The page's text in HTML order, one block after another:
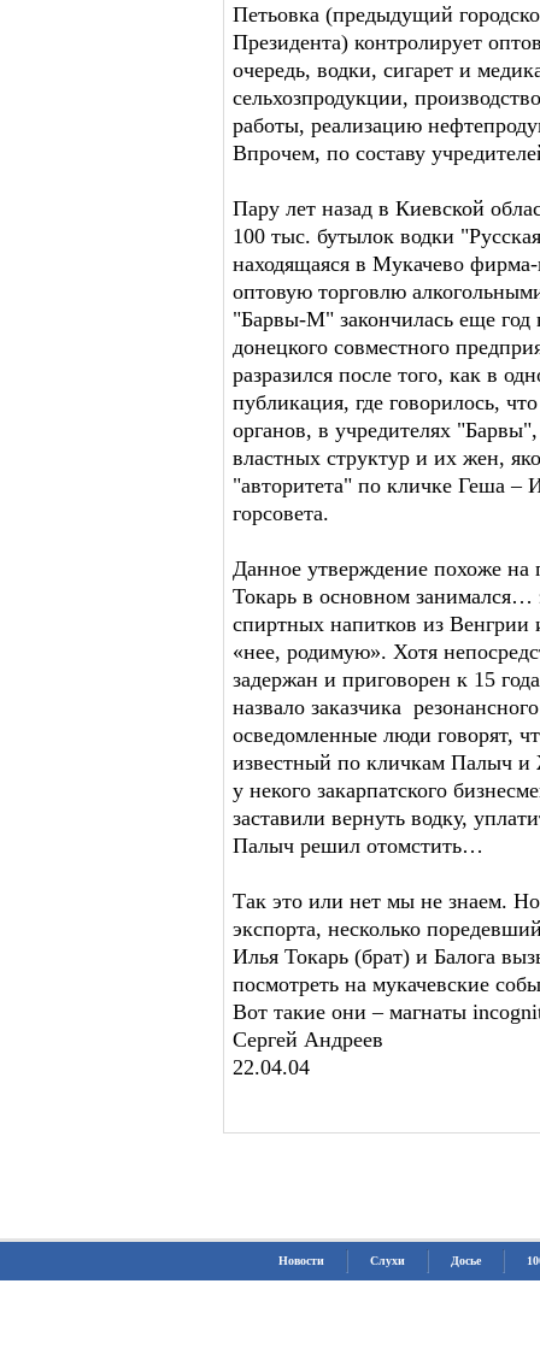
Петьовка (предыдущий
Президента) контролирует
очередь, водки, сигарет и
сельхозпродукции,
работы, реализацию
Впрочем, по составу
Пару лет назад в Киевской
100 тыс. бутылок водки
находящаяся в Мукачево
оптовую торговлю
"Барвы-М" закончилась еще год
донецкого совместного
разразился после того, как в
публикация, где говорилось,
органов, в учредителях
властных структур и их жен,
"авторитета" по кличке Геша –
горсовета.
Данное утверждение похоже
Токарь в основном
спиртных напитков из
«нее, родимую». Хотя
задержан и приговорен к 15
назвало заказчика
осведомленные люди говорят,
известный по кличкам Палыч
у некого закарпатского
заставили вернуть водку,
Палыч решил отомстить…
Так это или нет мы не знаем.
экспорта, несколько
Илья Токарь (брат) и Балога
посмотреть на мукачевские
Вот такие они – магнаты
Сергей Андреев
22.04.04
Новости Слухи Досье